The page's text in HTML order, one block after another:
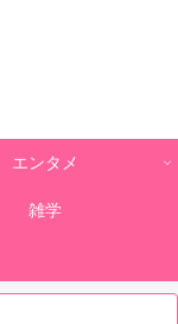
エンタメ
雑学